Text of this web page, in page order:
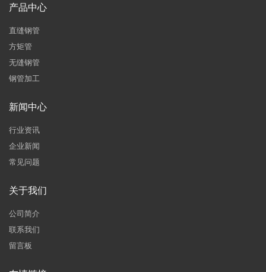
产品中心
直缝钢管
方矩管
无缝钢管
钢管加工
新闻中心
行业资讯
企业新闻
常见问题
关于我们
公司简介
联系我们
留言板